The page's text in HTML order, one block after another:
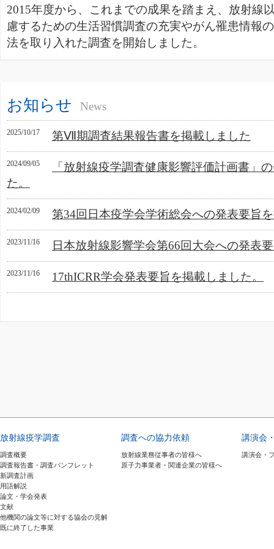
2015年度から、これまでの成果を踏まえ、放射線
慮するための生活習慣調査の充実やがん罹患情報
法を取り入れた調査を開始しました。
お知らせ News
2025/10/17 第Ⅶ期調査結果報告書を掲載しました
2024/09/05
「放射線疫学調査健康影響評価計画書」
た。
2024/02/09 第34回日本疫学会学術総会への発表要旨
2023/11/16 日本放射線影響学会第66回大会への発表
2023/11/16 17thICRR学会発表要旨を掲載しました。
放射線疫学調査
調査概要
調査報告書・調査パンフレット
新調査計画
用語解説
論文・学会発表
文献
他機関の論文等に対する協会の見解
既に終了した事業
調査への協力依頼
放射線業務従事者の皆様へ
原子力事業者・関連企業の皆様へ
講演会
講演会・